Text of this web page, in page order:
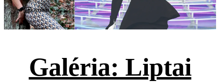
Galéria
Galéria: Liptai